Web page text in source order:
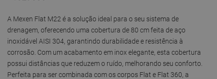
A Mexen Flat M22 é a solução ideal para o seu sistema de
drenagem, oferecendo uma cobertura de 80 cm feita de aço
inoxidável AISI 304, garantindo durabilidade e resistência à
corrosão. Com um acabamento em inox elegante, esta cobertura
possui distâncias que reduzem o ruído, melhorando seu conforto.
Perfeita para ser combinada com os corpos Flat e Flat 360, a